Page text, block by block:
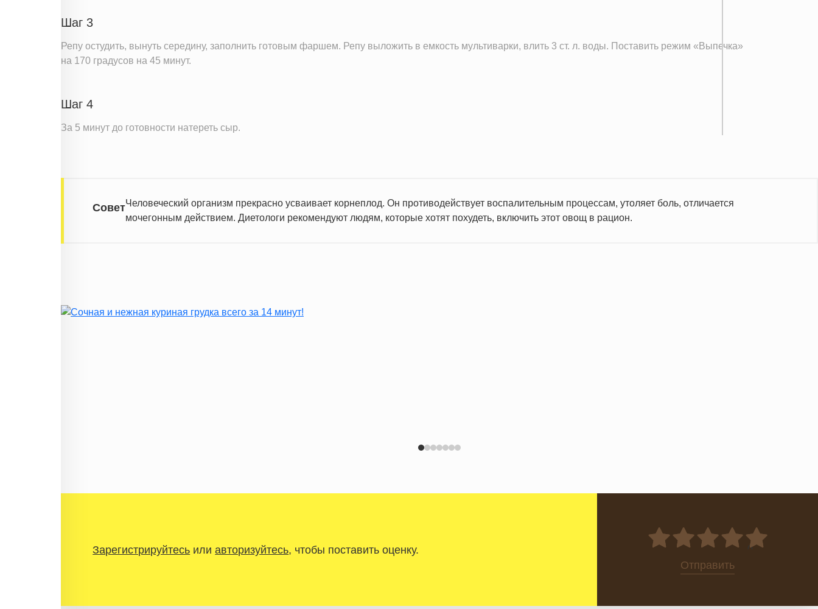
Витамин А
273.3 IU
Насыщенные жиры
Шаг 3
Репу остудить, вынуть середину, заполнить готовым фаршем. Репу выложить в емкость мультиварки, влить 3 ст. л. воды. Поставить режим «Выпечка»
на 170 градусов на 45 минут.
Шаг 4
За 5 минут до готовности натереть сыр.
СоветЧеловеческий организм прекрасно усваивает корнеплод. Он противодействует воспалительным процессам, утоляет боль, отличается
мочегонным действием. Диетологи рекомендуют людям, которые хотят похудеть, включить этот овощ в рацион.
Зарегистрируйтесьили авторизуйтесь, чтобы поставить оценку. 0
Отправить